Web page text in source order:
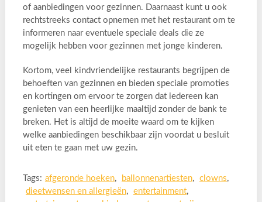
of aanbiedingen voor gezinnen. Daarnaast kunt u ook
rechtstreeks contact opnemen met het restaurant om te
informeren naar eventuele speciale deals die ze
mogelijk hebben voor gezinnen met jonge kinderen.
Kortom, veel kindvriendelijke restaurants begrijpen de
behoeften van gezinnen en bieden speciale promoties
en kortingen om ervoor te zorgen dat iedereen kan
genieten van een heerlijke maaltijd zonder de bank te
breken. Het is altijd de moeite waard om te kijken
welke aanbiedingen beschikbaar zijn voordat u besluit
uit eten te gaan met uw gezin.
Tags: afgeronde hoeken, ballonnenartiesten, clowns,
dieetwensen en allergieën, entertainment,